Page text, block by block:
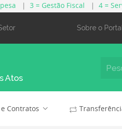
| 3 = Gestão Fiscal | 4 =
Sobre o Portal
Contratos
Atos